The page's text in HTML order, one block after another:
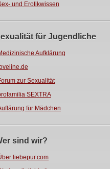
und Erotikwissen
für Jugendliche
Aufklärung
zur Sexualität
SEXTRA
für Mädchen
sind wir?
liebepur.com